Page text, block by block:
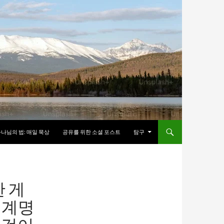
님의 법: 매일 묵상 공유를 위한 소셜 포스트 탐구
게
명